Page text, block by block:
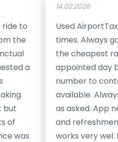
to
the
a
but
of
was
14.02.2026
Used
times. Always
the cheapest
appointed day
number to
available.
as asked. App
and
works very wel.